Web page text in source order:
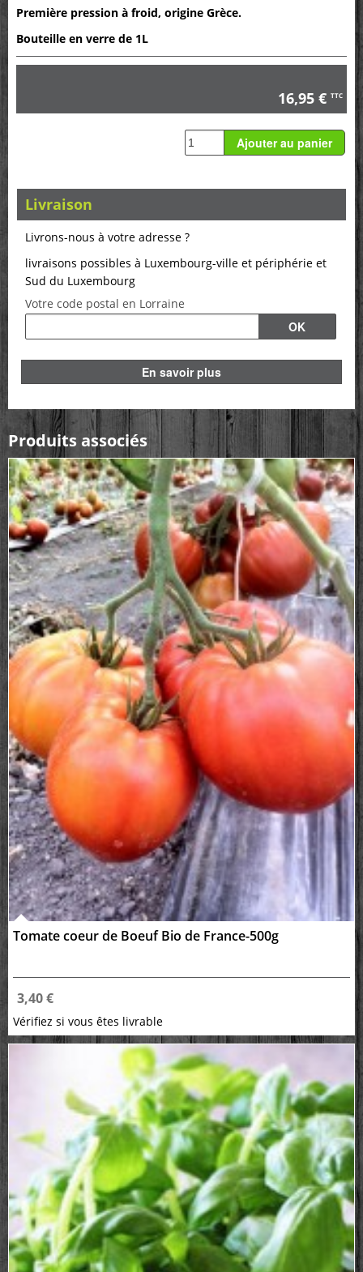
Première pression à froid, origine Grèce.
Bouteille en verre de 1L
16,95 € TTC
Livraison
Livrons-nous à votre adresse ?
livraisons possibles à Luxembourg-ville et périphérie et
Sud du Luxembourg
Votre code postal en Lorraine
En savoir plus
Produits associés
Tomate coeur de Boeuf Bio de France-500g
3,40 €
Vérifiez si vous êtes livrable